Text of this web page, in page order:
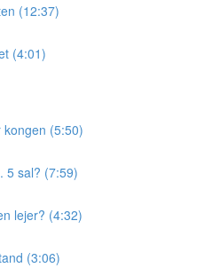
(12:37)
(4:01)
(5:50)
5 sal? (7:59)
lejer? (4:32)
(3:06)